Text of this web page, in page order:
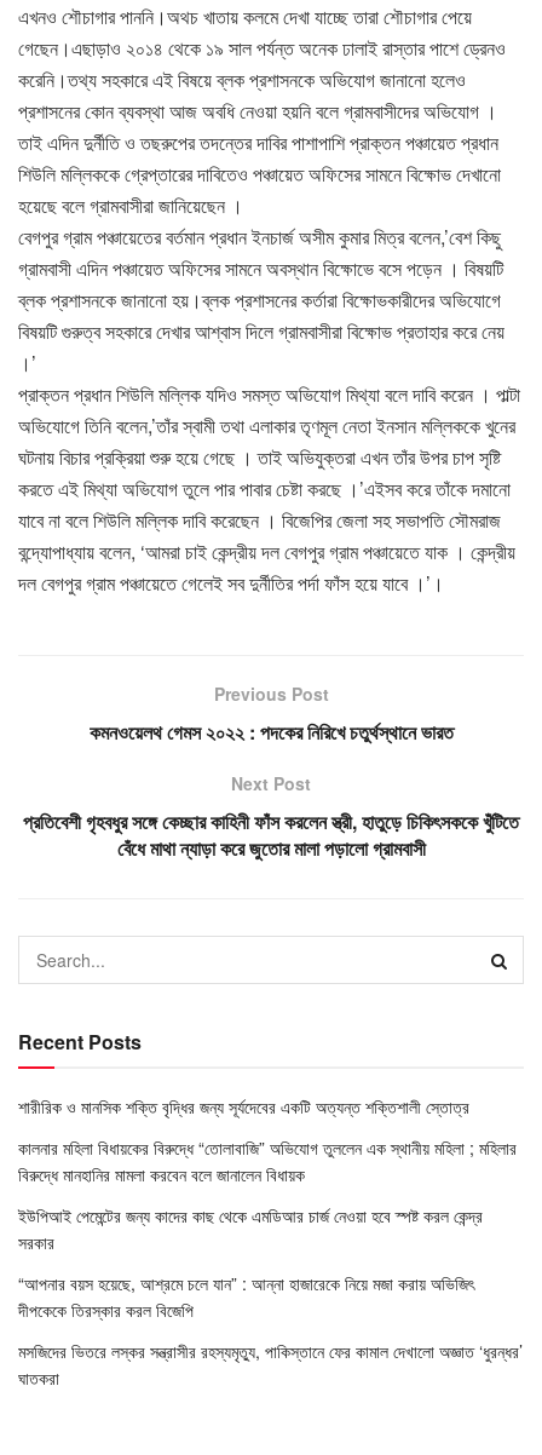
এখনও শৌচাগার পাননি।অথচ খাতায় কলমে দেখা যাচ্ছে তারা শৌচাগার পেয়ে
গেছেন।এছাড়াও ২০১৪ থেকে ১৯ সাল পর্যন্ত অনেক ঢালাই রাস্তার পাশে ড্রেনও
করেনি।তথ্য সহকারে এই বিষয়ে ব্লক প্রশাসনকে অভিযোগ জানানো হলেও
প্রশাসনের কোন ব্যবস্থা আজ অবধি নেওয়া হয়নি বলে গ্রামবাসীদের অভিযোগ ।
তাই এদিন দুর্নীতি ও তছরুপের তদন্তের দাবির পাশাপাশি প্রাক্তন পঞ্চায়েত প্রধান
শিউলি মল্লিককে গ্রেপ্তারের দাবিতেও পঞ্চায়েত অফিসের সামনে বিক্ষোভ দেখানো
হয়েছে বলে গ্রামবাসীরা জানিয়েছেন ।
বেগপুর গ্রাম পঞ্চায়েতের বর্তমান প্রধান ইনচার্জ অসীম কুমার মিত্র বলেন,’বেশ কিছু
গ্রামবাসী এদিন পঞ্চায়েত অফিসের সামনে অবস্থান বিক্ষোভে বসে পড়েন । বিষয়টি
ব্লক প্রশাসনকে জানানো হয়।ব্লক প্রশাসনের কর্তারা বিক্ষোভকারীদের অভিযোগে
বিষয়টি গুরুত্ব সহকারে দেখার আশ্বাস দিলে গ্রামবাসীরা বিক্ষোভ প্রতাহার করে নেয়
।’
প্রাক্তন প্রধান শিউলি মল্লিক যদিও সমস্ত অভিযোগ মিথ্যা বলে দাবি করেন । পাল্টা
অভিযোগে তিনি বলেন,’তাঁর স্বামী তথা এলাকার তৃণমূল নেতা ইনসান মল্লিককে খুনের
ঘটনায় বিচার প্রক্রিয়া শুরু হয়ে গেছে । তাই অভিযুক্তরা এখন তাঁর উপর চাপ সৃষ্টি
করতে এই মিথ্যা অভিযোগ তুলে পার পাবার চেষ্টা করছে ।’এইসব করে তাঁকে দমানো
যাবে না বলে শিউলি মল্লিক দাবি করেছেন । বিজেপির জেলা সহ সভাপতি সৌমরাজ
বন্দ্যোপাধ্যায় বলেন, ‘আমরা চাই কেন্দ্রীয় দল বেগপুর গ্রাম পঞ্চায়েতে যাক । কেন্দ্রীয়
দল বেগপুর গ্রাম পঞ্চায়েতে গেলেই সব দুর্নীতির পর্দা ফাঁস হয়ে যাবে ।’।
Previous Post
কমনওয়েলথ গেমস ২০২২ : পদকের নিরিখে চতুর্থস্থানে ভারত
Next Post
প্রতিবেশী গৃহবধুর সঙ্গে কেচ্ছার কাহিনী ফাঁস করলেন স্ত্রী, হাতুড়ে চিকিৎসককে খুঁটিতে
বেঁধে মাথা ন্যাড়া করে জুতোর মালা পড়ালো গ্রামবাসী
Recent Posts
শারীরিক ও মানসিক শক্তি বৃদ্ধির জন্য সূর্যদেবের একটি অত্যন্ত শক্তিশালী স্তোত্র
কালনার মহিলা বিধায়কের বিরুদ্ধে “তোলাবাজি” অভিযোগ তুললেন এক স্থানীয় মহিলা ; মহিলার
বিরুদ্ধে মানহানির মামলা করবেন বলে জানালেন বিধায়ক
ইউপিআই পেমেন্টের জন্য কাদের কাছ থেকে এমডিআর চার্জ নেওয়া হবে স্পষ্ট করল কেন্দ্র
সরকার
“আপনার বয়স হয়েছে, আশ্রমে চলে যান” : আন্না হাজারেকে নিয়ে মজা করায় অভিজিৎ
দীপকেকে তিরস্কার করল বিজেপি
মসজিদের ভিতরে লস্কর সন্ত্রাসীর রহস্যমৃত্যু, পাকিস্তানে ফের কামাল দেখালো অজ্ঞাত ‘ধুরন্ধর’
ঘাতকরা